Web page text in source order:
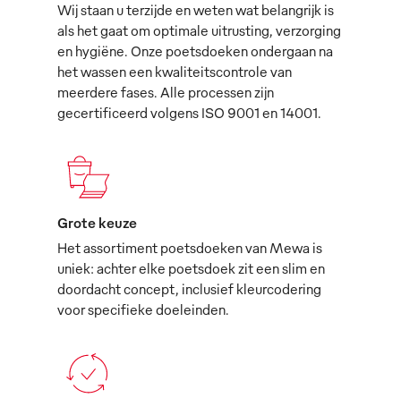
Wij staan u terzijde en weten wat belangrijk is
als het gaat om optimale uitrusting, verzorging
en hygiëne. Onze poetsdoeken ondergaan na
het wassen een kwaliteitscontrole van
meerdere fases. Alle processen zijn
gecertificeerd volgens ISO 9001 en 14001.
Grote keuze
Het assortiment poetsdoeken van Mewa is
uniek: achter elke poetsdoek zit een slim en
doordacht concept, inclusief kleurcodering
voor specifieke doeleinden.